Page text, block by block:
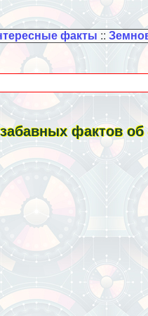
факты ::
фактов